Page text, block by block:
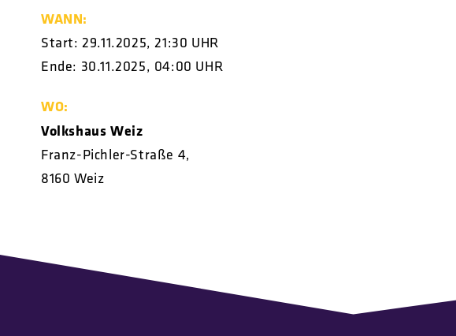
WANN:
Start: 29.11.2025, 21:30 UHR
Ende: 30.11.2025, 04:00 UHR
WO:
Volkshaus Weiz
Franz-Pichler-Straße 4,
8160 Weiz